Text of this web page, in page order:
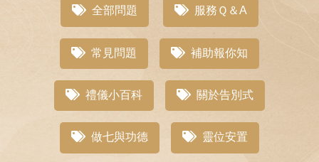
全部問題 服務Ｑ＆A
常見問題 補助報你知
禮儀小百科 關於告別式
做七與功德 靈位安置